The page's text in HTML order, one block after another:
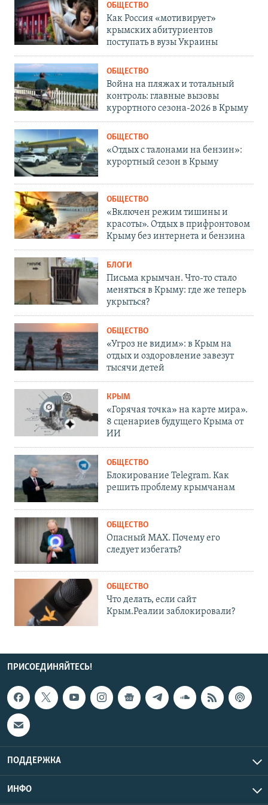
ОБЩЕСТВО
Как Россия «мотивирует»
крымских абитуриентов
поступать в вузы Украины
ОБЩЕСТВО
Война на пляжах и тотальный
контроль: главные вызовы
курортного сезона-2026 в Крыму
ОБЩЕСТВО
«Отдых с талонами на бензин»:
курортный сезон в Крыму
ОБЩЕСТВО
«Включен режим тишины и
красоты». Отдых в прифронтовом
Крыму без интернета и бензина
БЛОГИ
Письма крымчан. Что-то стало
меняться в Крыму: где же теперь
укрыться?
ОБЩЕСТВО
«Угроз не видим»: в Крым на
отдых и оздоровление завезут
тысячи детей
КРЫМ
«Горячая точка» на карте мира».
8 сценариев будущего Крыма от
ИИ
ОБЩЕСТВО
Блокирование Telegram. Как
решить проблему крымчанам
ОБЩЕСТВО
Опасный MAX. Почему его
следует избегать?
ОБЩЕСТВО
Что делать, если сайт
Крым.Реалии заблокировали?
ПРИСОЕДИНЯЙТЕСЬ!
ПОДДЕРЖКА
ИНФО